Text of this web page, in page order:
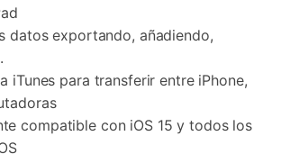
datos exportando, añadiendo,
iTunes para transferir entre iPhone,
compatible con iOS 15 y todos los